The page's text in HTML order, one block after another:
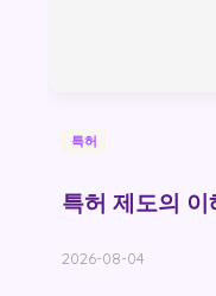
특허
특허 제도의
2026-08-04